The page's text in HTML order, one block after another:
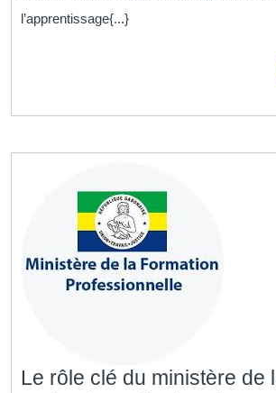
Un
créativité
tous
l’apprentissage{...}
Le rôle clé du ministère de